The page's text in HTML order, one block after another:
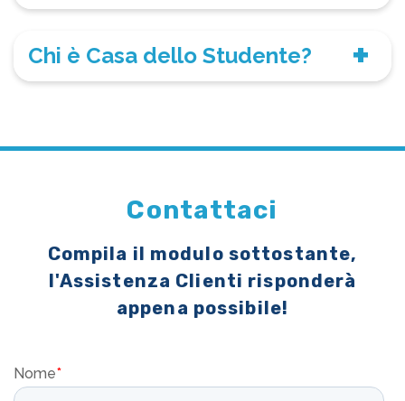
Chi è Casa dello Studente?
Contattaci
Compila il modulo sottostante,
l'Assistenza Clienti risponderà
appena possibile!